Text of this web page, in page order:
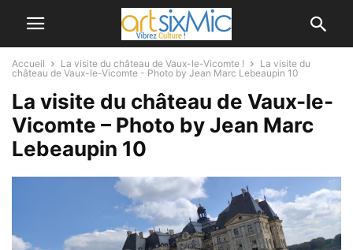
Accueil La visite du château de Vaux-le-Vicomte !
La visite du
château de Vaux-le-Vicomte - Photo by Jean Marc Lebeaupin 10
La visite du château de Vaux-le-
Vicomte – Photo by Jean Marc
Lebeaupin 10